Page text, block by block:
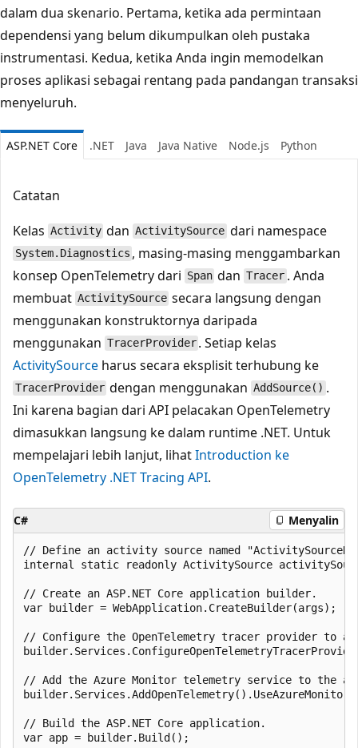
dalam dua skenario. Pertama, ketika ada permintaan
dependensi yang belum dikumpulkan oleh pustaka
instrumentasi. Kedua, ketika Anda ingin memodelkan
proses aplikasi sebagai rentang pada pandangan transaksi
menyeluruh.
ASP.NET Core .NET Java Java Native Node.js Python
Catatan
Kelas Activity dan ActivitySource dari namespace
System.Diagnostics , masing-masing menggambarkan
konsep OpenTelemetry dari Span dan Tracer . Anda
membuat ActivitySource secara langsung dengan
menggunakan konstruktornya daripada
menggunakan TracerProvider . Setiap kelas
ActivitySource harus secara eksplisit terhubung ke
TracerProvider dengan menggunakan AddSource() .
Ini karena bagian dari API pelacakan OpenTelemetry
dimasukkan langsung ke dalam runtime .NET. Untuk
mempelajari lebih lanjut, lihatIntroduction ke
OpenTelemetry .NET Tracing API.
C# Menyalin
// Define an activity source named
internal static readonly ActivitySource
// Create an ASP.NET Core application builder.
var builder = WebApplication.CreateBuilder(args);
// Configure the OpenTelemetry tracer provider to
// Add the Azure Monitor telemetry service to the
// Build the ASP.NET Core application.
var app = builder.Build();